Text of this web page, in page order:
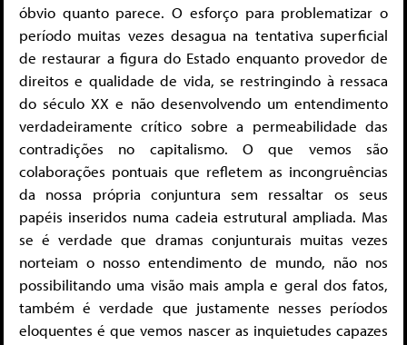
óbvio quanto parece. O esforço para problematizar o
período muitas vezes desagua na tentativa superficial
de restaurar a figura do Estado enquanto provedor de
direitos e qualidade de vida, se restringindo à ressaca
do século XX e não desenvolvendo um entendimento
verdadeiramente crítico sobre a permeabilidade das
contradições no capitalismo. O que vemos são
colaborações pontuais que refletem as incongruências
da nossa própria conjuntura sem ressaltar os seus
papéis inseridos numa cadeia estrutural ampliada. Mas
se é verdade que dramas conjunturais muitas vezes
norteiam o nosso entendimento de mundo, não nos
possibilitando uma visão mais ampla e geral dos fatos,
também é verdade que justamente nesses períodos
eloquentes é que vemos nascer as inquietudes capazes